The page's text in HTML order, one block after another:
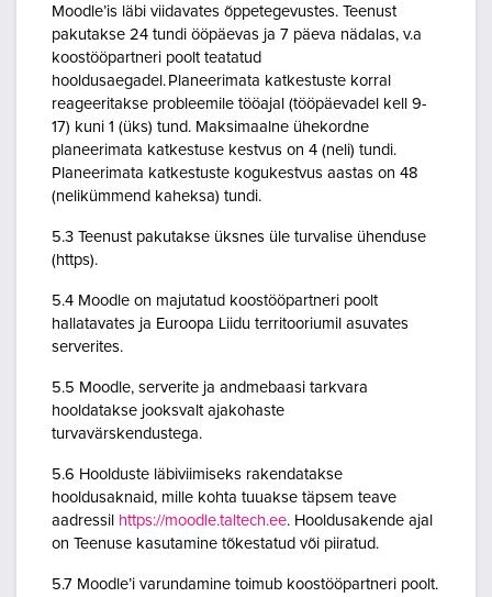
Moodle’is läbi viidavates õppetegevustes. Teenust
pakutakse 24 tundi ööpäevas ja 7 päeva nädalas, v.a
koostööpartneri poolt teatatud
hooldusaegadel. Planeerimata katkestuste korral
reageeritakse probleemile tööajal (tööpäevadel kell 9-
17) kuni 1 (üks) tund. Maksimaalne ühekordne
planeerimata katkestuse kestvus on 4 (neli) tundi.
Planeerimata katkestuste kogukestvus aastas on 48
(nelikümmend kaheksa) tundi.
5.3 Teenust pakutakse üksnes üle turvalise ühenduse
(https).
5.4 Moodle on majutatud koostööpartneri poolt
hallatavates ja Euroopa Liidu territooriumil asuvates
serverites.
5.5 Moodle, serverite ja andmebaasi tarkvara
hooldatakse jooksvalt ajakohaste
turvavärskendustega.
5.6 Hoolduste läbiviimiseks rakendatakse
hooldusaknaid, mille kohta tuuakse täpsem teave
aadressil https://moodle.taltech.ee. Hooldusakende ajal
on Teenuse kasutamine tõkestatud või piiratud.
5.7 Moodle’i varundamine toimub koostööpartneri poolt.